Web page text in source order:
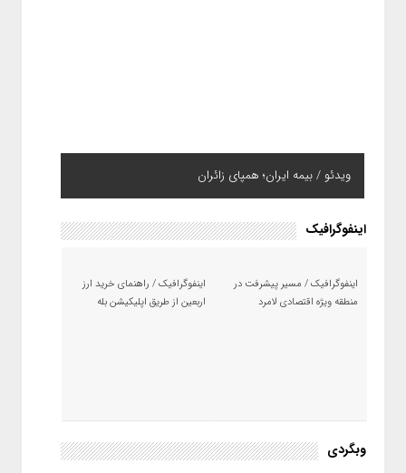
ویدئو / بیمه ایران؛ همپای زائران
اینفوگرافیک
اینفوگرافیک / مسیر پیشرفت در
منطقه ویژه اقتصادی لامرد
اینفوگرافیک / راهنمای خرید ارز
اربعین از طریق اپلیکیشن بله
وبگردی